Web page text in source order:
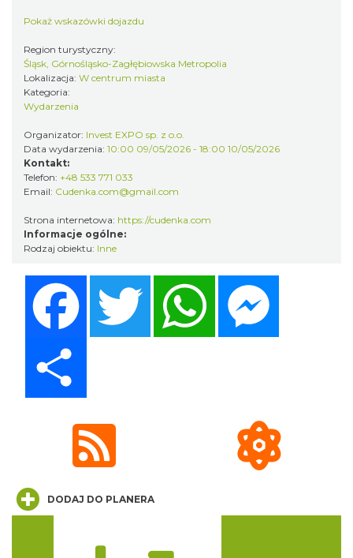
44. Rawa Blues Festival
Katowice
0.31 km
Katowice
2026-10-18
0.31 km
CO, GDZIE, KIEDY W KATOWICACH 3-
9.08.2026
0.79 km
Pokaż wskazówki dojazdu
Region turystyczny:
Śląsk, Górnośląsko-Zagłębiowska Metropolia
Lokalizacja: W centrum miasta
Kategoria:
Wydarzenia
Organizator: Invest EXPO sp. z o.o.
Data wydarzenia: 10:00 09/05/2026 - 18:00 10/05/2026
Kontakt:
Telefon: +48 533 771 033
Email: Cudenka.com@gmail.com
Strona internetowa: https://cudenka.com
Informacje ogólne:
Rodzaj obiektu: Inne
Twitter WhatsApp
DODAJ DO PLANERA